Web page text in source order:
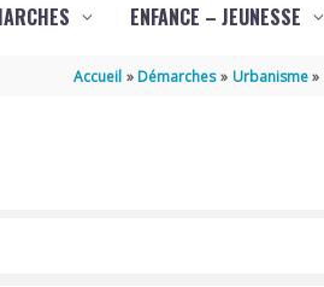
ENFANCE – JEUNESSE
Accueil Démarches Urbanisme